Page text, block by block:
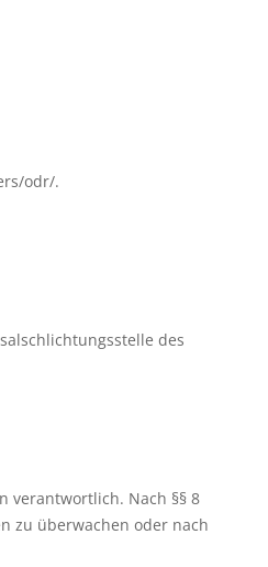
odr/.
des
verantwortlich. Nach §§ 8
zu überwachen oder nach